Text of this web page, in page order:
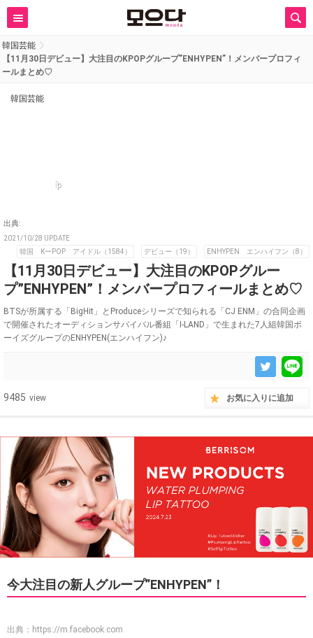
韓国芸能
【11月30日デビュー】大注目のKPOPグループ”ENHYPEN”！メンバープロフィ
ールまとめ♡
韓国芸能
p
出典:
2021/10/28 UPDATE
韓国 KーPOP アイドル（1584）
デビュー（19） ENHYPEN エンハイフン（8）
【11月30日デビュー】大注目のKPOPグルー
プ”ENHYPEN”！メンバープロフィールまとめ♡
BTSが所属する「BigHit」とProduceシリーズで知られる「CJ ENM」の合同企画
で開催されたオーディションサバイバル番組「I-LAND」で生まれた7人組韓国ボ
ーイズグループのENHYPEN(エンハイフン)♪
9485 view お気に入りに追加
今大注目の新人グループ”ENHYPEN”！
出典： https://m.facebook.com